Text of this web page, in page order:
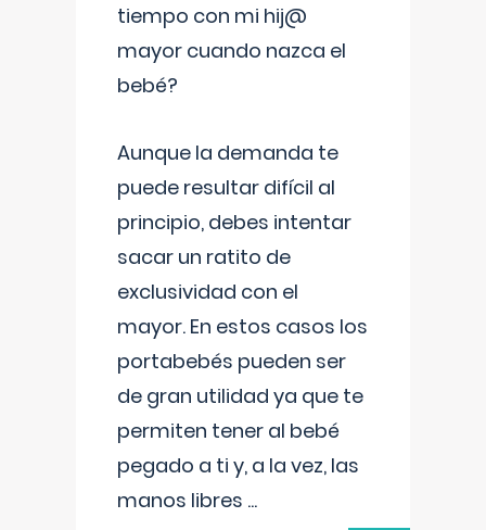
tiempo con mi hij@
mayor cuando nazca el
bebé?
Aunque la demanda te
puede resultar difícil al
principio, debes intentar
sacar un ratito de
exclusividad con el
mayor. En estos casos los
portabebés pueden ser
de gran utilidad ya que te
permiten tener al bebé
pegado a ti y, a la vez, las
manos libres ...